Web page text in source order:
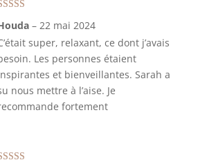
– 22 mai 2024
super, relaxant, ce dont j’avais
Les personnes étaient
et bienveillantes. Sarah a
nous mettre à l’aise. Je
fortement